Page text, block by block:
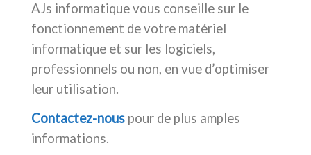
AJs informatique vous conseille sur le
fonctionnement de votre matériel
informatique et sur les logiciels,
professionnels ou non, en vue d’optimiser
leur utilisation.
Contactez-nous pour de plus amples
informations.